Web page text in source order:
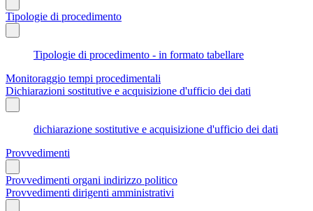
Tipologie di procedimento
Tipologie di procedimento - in formato tabellare
Monitoraggio tempi procedimentali
Dichiarazioni sostitutive e acquisizione d'ufficio dei dati
dichiarazione sostitutive e acquisizione d'ufficio dei dati
Provvedimenti
Provvedimenti organi indirizzo politico
Provvedimenti dirigenti amministrativi